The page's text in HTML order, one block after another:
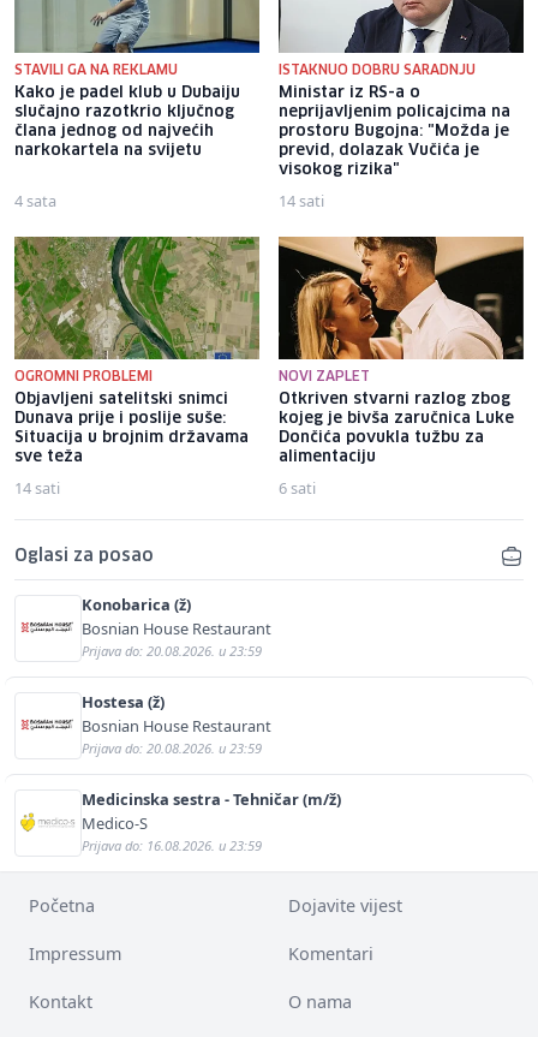
STAVILI GA NA REKLAMU
Kako je padel klub u Dubaiju
slučajno razotkrio ključnog
člana jednog od najvećih
narkokartela na svijetu
4 sata
ISTAKNUO DOBRU SARADNJU
Ministar iz RS-a o
neprijavljenim policajcima na
prostoru Bugojna: "Možda je
previd, dolazak Vučića je
visokog rizika"
14 sati
OGROMNI PROBLEMI
Objavljeni satelitski snimci
Dunava prije i poslije suše:
Situacija u brojnim državama
sve teža
14 sati
NOVI ZAPLET
Otkriven stvarni razlog zbog
kojeg je bivša zaručnica Luke
Dončića povukla tužbu za
alimentaciju
6 sati
Oglasi za posao
Konobarica (ž)
Bosnian House Restaurant
Prijava do: 20.08.2026. u 23:59
Hostesa (ž)
Bosnian House Restaurant
Prijava do: 20.08.2026. u 23:59
Medicinska sestra - Tehničar (m/ž)
Medico-S
Prijava do: 16.08.2026. u 23:59
Početna Dojavite vijest
Impressum Komentari
Kontakt O nama